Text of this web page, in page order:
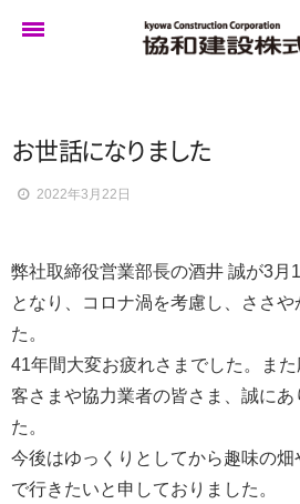
実例集
ブログ
イベント
お世話になり ました
2022年3月22日
弊社取締役営業部長の酒井 誠が3月
となり、コロナ渦を考慮し、ささ
た。
41年間大変お疲れさまでした。ま
客さまや協力業者の皆さま、誠にあ
た。
今後はゆっくりとしてから趣味の
で行きたいと申しておりました。